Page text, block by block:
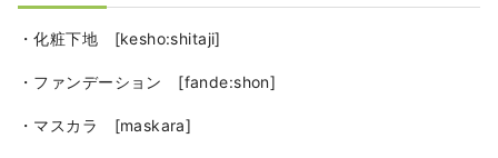
・化粧下地 [kesho:shitaji]
・ファンデーション [fande:shon]
・マスカラ [maskara]